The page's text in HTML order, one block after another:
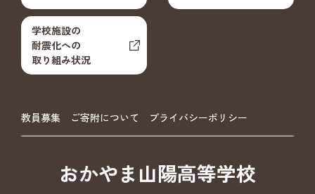
学校施設の
耐震化への
取り組み状況
教員募集 ご寄附について プライバシーポリシー
おかやま山陽高等学校